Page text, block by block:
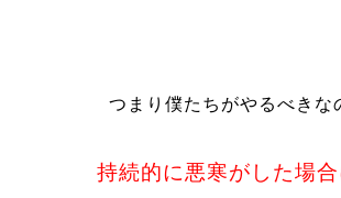
つまり僕たちがやるべきな
持続的に悪寒がした場